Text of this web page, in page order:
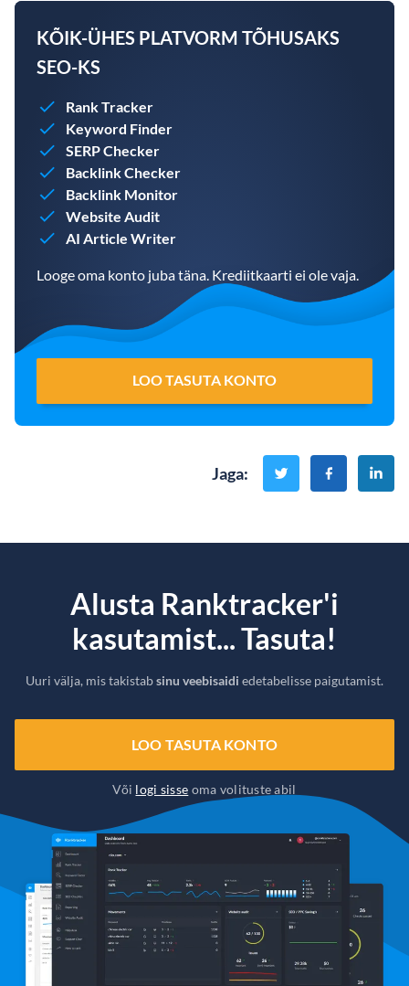
KÕIK-ÜHES PLATVORM TÕHUSAKS
SEO-KS
Rank Tracker
Keyword Finder
SERP Checker
Backlink Checker
Backlink Monitor
Website Audit
AI Article Writer
Looge oma konto juba täna. Krediitkaarti ei ole vaja.
LOO TASUTA KONTO
Jaga:
Alusta Ranktracker'i
kasutamist... Tasuta!
Uuri välja, mis takistabsinu veebisaidi edetabelisse paigutamist.
LOO TASUTA KONTO
Või logi sisse oma volituste abil